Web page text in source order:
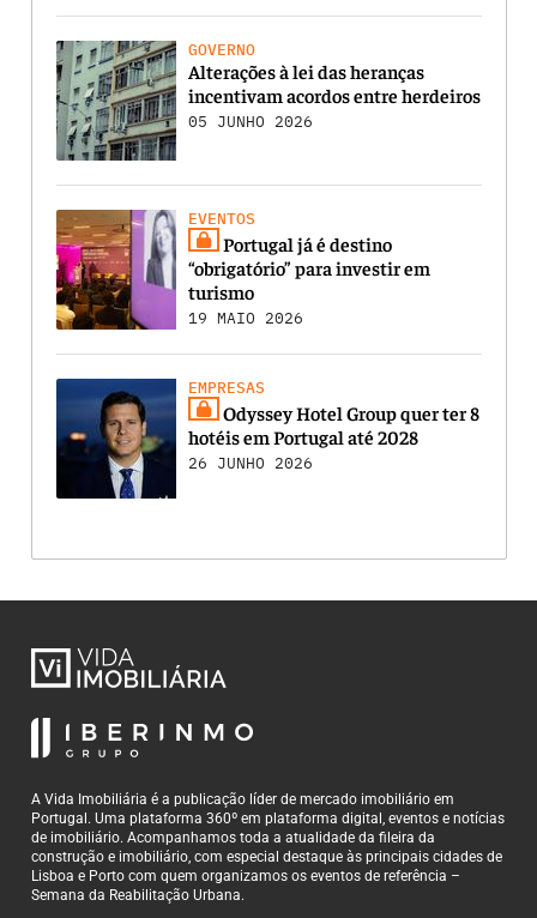
GOVERNO
Alterações à lei das heranças
incentivam acordos entre herdeiros
05 JUNHO 2026
EVENTOS
Portugal já é destino
“obrigatório” para investir em
turismo
19 MAIO 2026
EMPRESAS
Odyssey Hotel Group quer ter 8
hotéis em Portugal até 2028
26 JUNHO 2026
A Vida Imobiliária é a publicação líder de mercado imobiliário em
Portugal. Uma plataforma 360º em plataforma digital, eventos e notícias
de imobiliário. Acompanhamos toda a atualidade da fileira da
construção e imobiliário, com especial destaque às principais cidades de
Lisboa e Porto com quem organizamos os eventos de referência –
Semana da Reabilitação Urbana.